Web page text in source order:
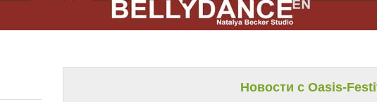
Новости с Oasis-